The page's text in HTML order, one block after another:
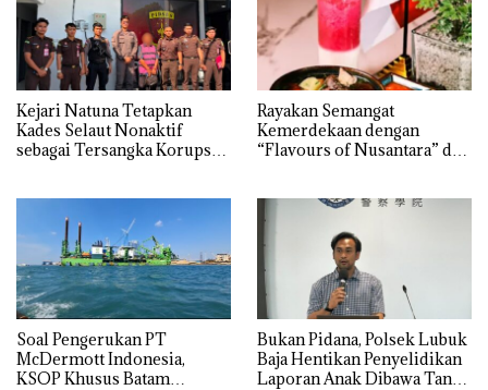
Kejari Natuna Tetapkan
Kades Selaut Nonaktif
sebagai Tersangka Korupsi
Rayakan Semangat
Kemerdekaan dengan
“Flavours of Nusantara” di
‎Soal Pengerukan PT
McDermott Indonesia,
KSOP Khusus Batam
Bukan Pidana, Polsek Lubuk
Baja Hentikan Penyelidikan
Laporan Anak Dibawa Tanpa